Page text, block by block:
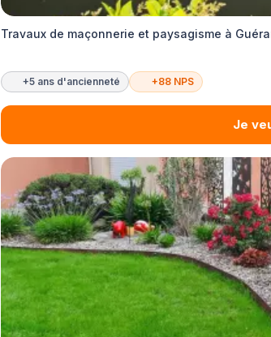
Travaux de maçonnerie et paysagisme à
+5 ans d'ancienneté +88 NPS
Je